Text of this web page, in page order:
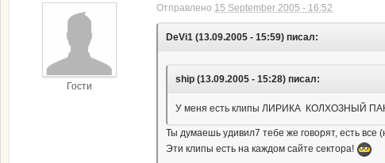
Гости
Отправлено 15 September 2005 - 16:52
DeVi1 (13.09.2005 - 15:59) писал:
ship (13.09.2005 - 15:28) писал:
У меня есть клипы ЛИРИКА КОЛХОЗНЫЙ
Ты думаешь удивил7 тебе же говорят, есть все
Эти клипы есть на каждом сайте сектора!